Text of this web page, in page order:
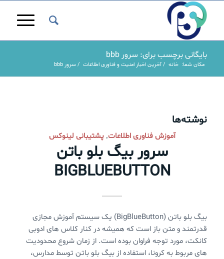
بایگانی برچسب برای: سرور bbb
مکان شما: خانه / آخرین اخبار امنیت و فناوری اطلاعات / سرور bbb
نوشته‌ها
آموزش فناوری اطلاعات,پشتیبانی لینوکس
سرور بیگ بلو باتن
BIGBLUEBUTTON
بیگ بلو باتن (BigBlueButton) یک سیستم آموزش مجازی
قدرتمند و متن باز است که همیشه در کنار کلاس های ادوبی
کانکت، مورد توجه فراوان بوده است. از زمان شروع محدودیت
های مربوط به کرونا، استفاده از بیگ بلو باتن توسط مدارس،